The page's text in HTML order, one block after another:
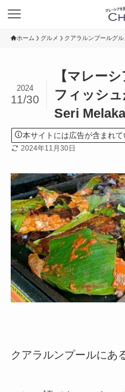
ホーム グルメ クアラルンプールグル
【マレー
フィッシ
Seri
2024
11/30
本サイトには広告が含まれて
2024年11月30日
クアラルンプールにあ